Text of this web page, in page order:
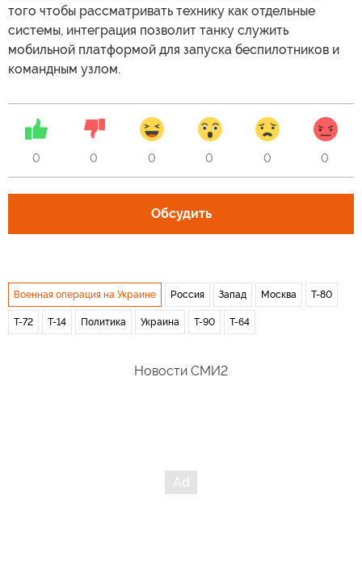
того чтобы рассматривать технику как отдельные
системы, интеграция позволит танку служить
мобильной платформой для запуска беспилотников и
командным узлом.
0 0 0 0 0 0
Обсудить
Военная операция на Украине Россия Запад Москва Т-80
Т-72 Т-14 Политика Украина Т-90 Т-64
Новости СМИ2